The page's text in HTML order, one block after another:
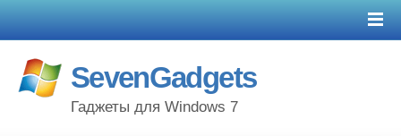
SevenGadgets
Гаджеты для Windows 7